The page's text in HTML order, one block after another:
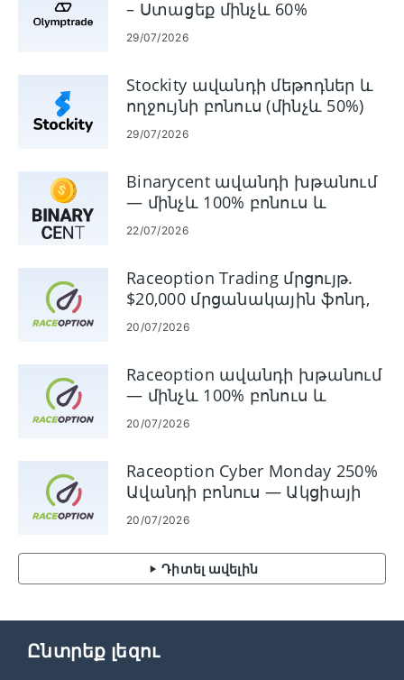
- Chatbox-ը և
հասանելի են 24/7
ձեր սկզբնական
ներդրմամբ
գործարքներ
- Դեմո հաշիվ
առանց գրանցման
պարտավորության
լեզուներով
- Ընդունում է
թրեյդերներ ԱՄՆ-ից
-
և հուսալի
փոքր, ավելի քիչ
- Պլատֆորմն ունի
մի քանի ակնառու
բազմաթիվ
սարքերում, շուկան
կանխիկացման
տարբեր ձևեր,
ինտերնետային
- Chatbox-ը և
աջակցող
անձնակազմը
– Ստացեք մինչև 60%
միջնորդավճար ուղեգրերի
համար
29/07/2026
Stockity ավանդի մեթոդներ և
ողջույնի բոնուս (մինչև 50%)
29/07/2026
Binarycent ավանդի խթանում
— մինչև 100% բոնուս և
պայմաններ
22/07/2026
Raceoption Trading մրցույթ.
$20,000 մրցանակային ֆոնդ,
մուտք և կանոններ
20/07/2026
Raceoption ավանդի խթանում
— մինչև 100% բոնուս և
պայմաններ
20/07/2026
Raceoption Cyber ​​Monday 250%
Ավանդի բոնուս — Ակցիայի
մանրամասներ
20/07/2026
Դիտել ավելին
Ընտրեք լեզու